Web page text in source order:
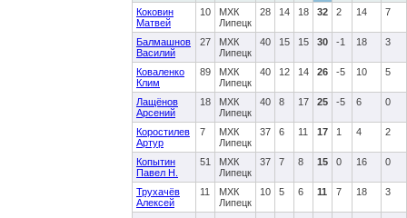
Коковин
Матвей
10
МХК
Липецк
28 14 18 32 2 14 7
Балмашнов
Василий
27
МХК
Липецк
40 15 15 30 -1 18 3
Коваленко
Клим
89
МХК
Липецк
40 12 14 26 -5 10 5
Лащёнов
Арсений
18
МХК
Липецк
40 8 17 25 -5 6 0
Коростилев
Артур
7
МХК
Липецк
37 6 11 17 1 4 2
Копытин
Павел Н.
51
МХК
Липецк
37 7 8 15 0 16 0
Трухачёв
Алексей
11
МХК
Липецк
10 5 6 11 7 18 3